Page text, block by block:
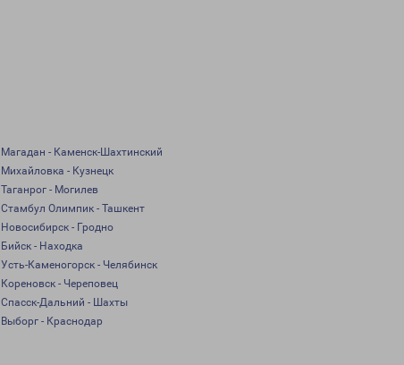
Магадан - Каменск-Шахтинский
Михайловка - Кузнецк
Таганрог - Могилев
Стамбул Олимпик - Ташкент
Новосибирск - Гродно
Бийск - Находка
Усть-Каменогорск - Челябинск
Кореновск - Череповец
Спасск-Дальний - Шахты
Выборг - Краснодар